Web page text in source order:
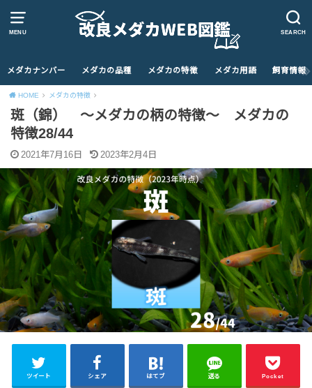
MENU SEARCH
メダカナンバー メダカの品種 メダカの特徴 メダカ用語 飼育情報
HOME メダカの特徴
斑（錦） ～メダカの柄の特徴～ メダカの
特徴28/44
2021年7月16日 2023年2月4日
ツイート シェア はてブ 送る Pocket